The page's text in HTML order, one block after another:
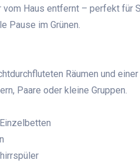
Haus entfernt – perfekt für
Pause im Grünen.
Räumen und
Paare oder kleine Gruppen.